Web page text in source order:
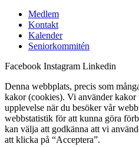
Medlem
Kontakt
Kalender
Seniorkommitén
Facebook Instagram Linkedin
Denna webbplats, precis som
kakor (cookies). Vi använder kakor
upplevelse när du besöker vår
webbstatistik för att kunna göra
kan välja att godkänna att vi
att klicka på “Acceptera”.